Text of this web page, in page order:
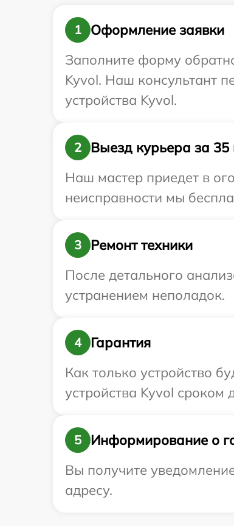
1
Оформление заявки
Заполните форму
Kyvol. Наш консультант
устройства Kyvol.
2
Выезд курьера за 35
Наш мастер приедет в
неисправности мы
3
Ремонт техники
После детального
устранением неполадок.
4
Гарантия
Как только устройство
устройства Kyvol сроком
5
Информирование о
Вы получите
адресу.